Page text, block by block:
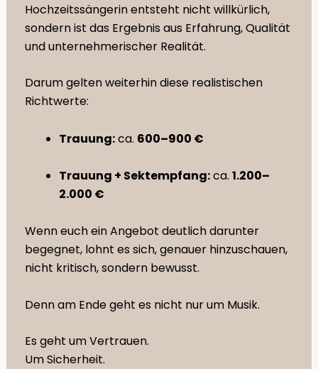
Hochzeitssängerin entsteht nicht willkürlich,
sondern ist das Ergebnis aus Erfahrung, Qualität
und unternehmerischer Realität.
Darum gelten weiterhin diese realistischen
Richtwerte:
Trauung:ca. 600–900 €
Trauung + Sektempfang:ca. 1.200–
2.000 €
Wenn euch ein Angebot deutlich darunter
begegnet, lohnt es sich, genauer hinzuschauen,
nicht kritisch, sondern bewusst.
Denn am Ende geht es nicht nur um Musik.
Es geht um Vertrauen.
Um Sicherheit.